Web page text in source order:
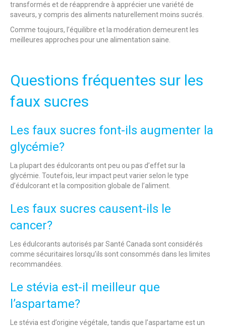
transformés et de réapprendre à apprécier une variété de
saveurs, y compris des aliments naturellement moins sucrés.
Comme toujours, l’équilibre et la modération demeurent les
meilleures approches pour une alimentation saine.
Questions fréquentes sur les
faux sucres
Les faux sucres font-ils augmenter la
glycémie?
La plupart des édulcorants ont peu ou pas d’effet sur la
glycémie. Toutefois, leur impact peut varier selon le type
d’édulcorant et la composition globale de l’aliment.
Les faux sucres causent-ils le
cancer?
Les édulcorants autorisés par Santé Canada sont considérés
comme sécuritaires lorsqu’ils sont consommés dans les limites
recommandées.
Le stévia est-il meilleur que
l’aspartame?
Le stévia est d’origine végétale, tandis que l’aspartame est un